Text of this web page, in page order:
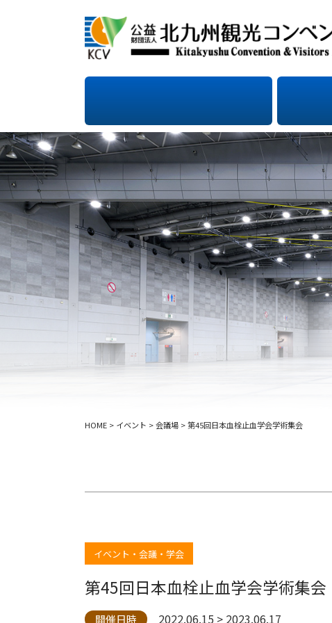
HOME > イベント >会議場 >第45回日本血栓止血学会学術集会
イベント・会議・学会
第45回日本血栓止血学会学術集会
開催日時 2022.06.15 > 2023.06.17